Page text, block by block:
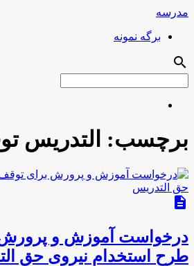
مدرسه
برگه نمونه
search
برچسب: التدریس
description
درخواست آموزش و
طرح استخدام نیروی حق